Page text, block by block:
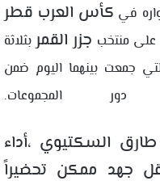
في كأس العرب قطر
منتخب جزر القمربثلاثة
جمعت بينهما اليوم ضمن
المجموعات.
السكتيوي ،أداء
بأقل جهد ممكن تحضيراً